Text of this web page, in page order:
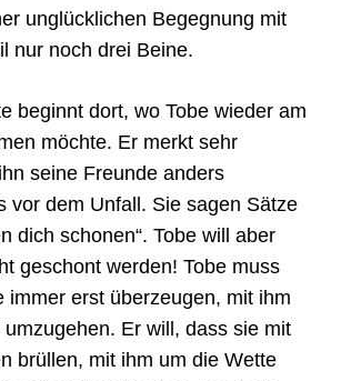
unglücklichen Begegnung mit
nur noch drei Beine.
beginnt dort, wo Tobe wieder am
möchte. Er merkt sehr
seine Freunde anders
vor dem Unfall. Sie sagen Sätze
dich schonen“. Tobe will aber
geschont werden! Tobe muss
immer erst überzeugen, mit ihm
umzugehen. Er will, dass sie mit
brüllen, mit ihm um die Wette